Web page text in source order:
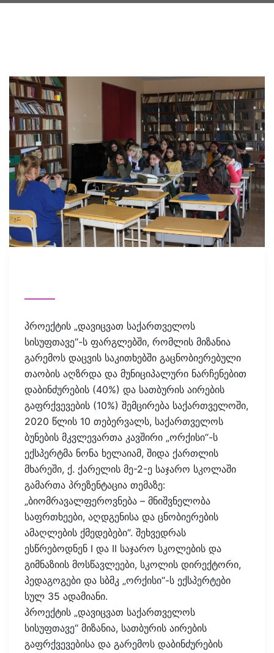
პროექტის „დავიცვათ საქართველოს
სისუფთავე“-ს ფარგლებში, რომლის მიზანია
გარემოს დაცვის საკითხებში გაცნობიერებული
თაობის აღზრდა და მუნიციპალური ნარჩენებით
დაბინძურების (40%) და სათბურის აირების
გაფრქვევების (10%) შემცირება საქართველოში,
2020 წლის 10 თებერვალს, საქართველოს
ბუნების მკვლევართა კავშირი „ორქისი“-ს
ექსპერტმა ნონა ხელაიამ, შიდა ქართლის
მხარეში, ქ. ქარელის მე-2-ე საჯარო სკოლაში
გამართა პრეზენტაცია თემაზე:
„ბიომრავალფეროვნება – მნიშვნელობა
საფრთხეები, აღდგენისა და ცნობიერების
ამაღლების ქმედებები“. შეხვედრას
ესწრებოდნენ I და II საჯარო სკოლების და
გიმნაზიის მოსწავლეები, სკოლის დირექტორი,
პედაგოგები და სბმკ „ორქისი“-ს ექსპერტები
სულ 35 ადამიანი.
პროექტის „დავიცვათ საქართველოს
სისუფთავე“ მიზანია, სათბურის აირების
გაფრქვევებისა და გარემოს დაბინძურების